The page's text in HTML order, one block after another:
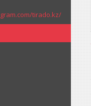
tirado.kz/